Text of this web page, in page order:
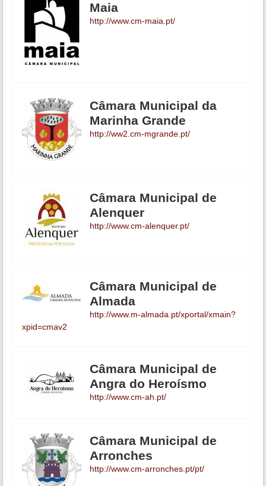
Maia
http://www.cm-maia.pt/
Câmara Municipal da
Marinha Grande
http://ww2.cm-mgrande.pt/
Câmara Municipal de
Alenquer
http://www.cm-alenquer.pt/
Câmara Municipal de
Almada
http://www.m-almada.pt/xportal/xmain?
xpid=cmav2
Câmara Municipal de
Angra do Heroísmo
http://www.cm-ah.pt/
Câmara Municipal de
Arronches
http://www.cm-arronches.pt/pt/